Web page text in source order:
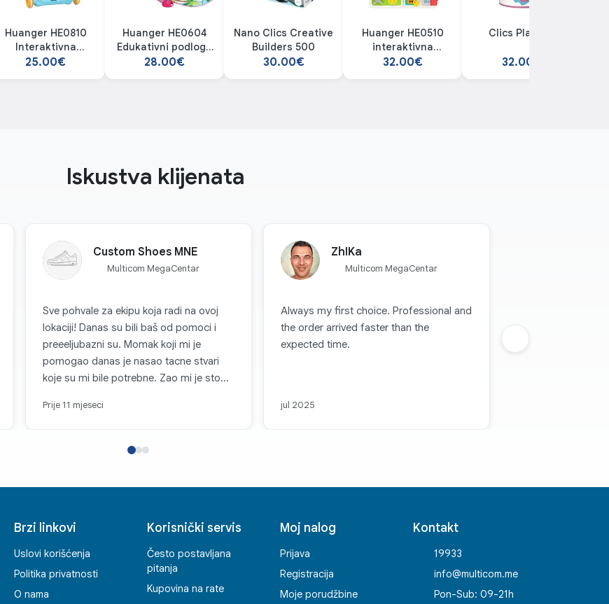
Huanger HE0810
Interaktivna
edukativna hodalica
25.00€
Huanger HE0604
Edukativni podloga
sa klavirom
28.00€
Nano Clics Creative
Builders 500
30.00€
Huanger HE0510
interaktivna
edukativna kuhinja
32.00€
Clics Play 175
32.00€
Iskustva klijenata
Custom Shoes MNE
Multicom MegaCentar
Sve pohvale za ekipu koja radi na ovoj
lokaciji! Danas su bili baš od pomoci i
preeeljubazni su. Momak koji mi je
pomogao danas je nasao tacne stvari
koje su mi bile potrebne. Zao mi je sto
Prije 11 mjeseci
ZhIKa
Multicom MegaCentar
Always my first choice. Professional and
the order arrived faster than the
expected time.
jul 2025
Brzi linkovi
Uslovi korišćenja
Politika privatnosti
O nama
Korisnički servis
Često postavljana
pitanja
Kupovina na rate
Moj nalog
Prijava
Registracija
Moje porudžbine
Kontakt
19933
info@multicom.me
Pon-Sub: 09-21h